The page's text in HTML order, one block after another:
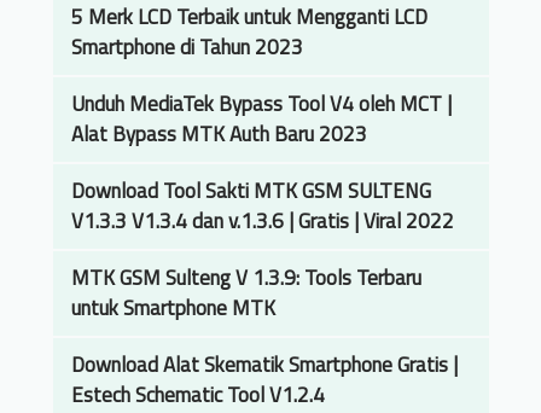
5 Merk LCD Terbaik untuk Mengganti LCD
Smartphone di Tahun 2023
Unduh MediaTek Bypass Tool V4 oleh MCT |
Alat Bypass MTK Auth Baru 2023
Download Tool Sakti MTK GSM SULTENG
V1.3.3 V1.3.4 dan v.1.3.6 | Gratis | Viral 2022
MTK GSM Sulteng V 1.3.9: Tools Terbaru
untuk Smartphone MTK
Download Alat Skematik Smartphone Gratis |
Estech Schematic Tool V1.2.4